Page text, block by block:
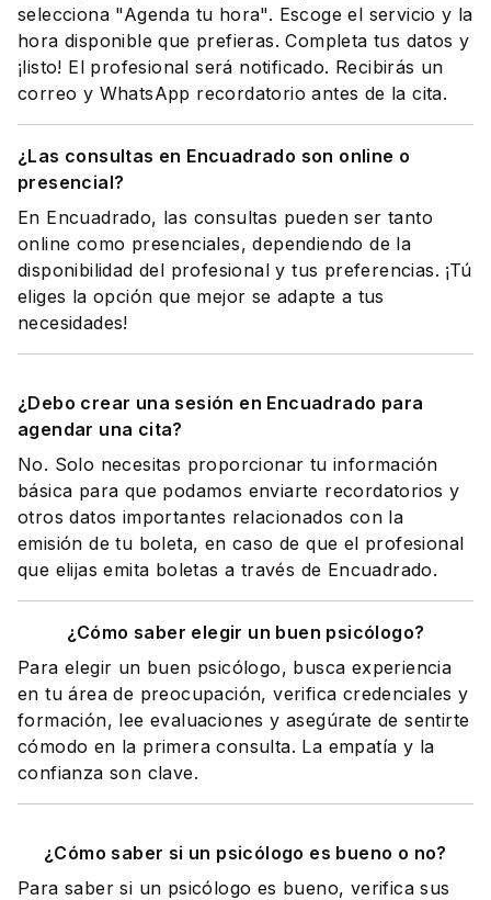
selecciona "Agenda tu hora". Escoge el servicio y la
hora disponible que prefieras. Completa tus datos y
¡listo! El profesional será notificado. Recibirás un
correo y WhatsApp recordatorio antes de la cita.
¿Las consultas en Encuadrado son online o
presencial?
En Encuadrado, las consultas pueden ser tanto
online como presenciales, dependiendo de la
disponibilidad del profesional y tus preferencias. ¡Tú
eliges la opción que mejor se adapte a tus
necesidades!
¿Debo crear una sesión en Encuadrado para
agendar una cita?
No. Solo necesitas proporcionar tu información
básica para que podamos enviarte recordatorios y
otros datos importantes relacionados con la
emisión de tu boleta, en caso de que el profesional
que elijas emita boletas a través de Encuadrado.
¿Cómo saber elegir un buen psicólogo?
Para elegir un buen psicólogo, busca experiencia
en tu área de preocupación, verifica credenciales y
formación, lee evaluaciones y asegúrate de sentirte
cómodo en la primera consulta. La empatía y la
confianza son clave.
¿Cómo saber si un psicólogo es bueno o no?
Para saber si un psicólogo es bueno, verifica sus